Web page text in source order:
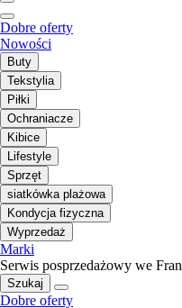
Dobre oferty
Nowości
Buty
Tekstylia
Piłki
Ochraniacze
Kibice
Lifestyle
Sprzęt
siatkówka plażowa
Kondycja fizyczna
Wyprzedaż
Marki
Serwis posprzedażowy we
Szukaj
Dobre oferty